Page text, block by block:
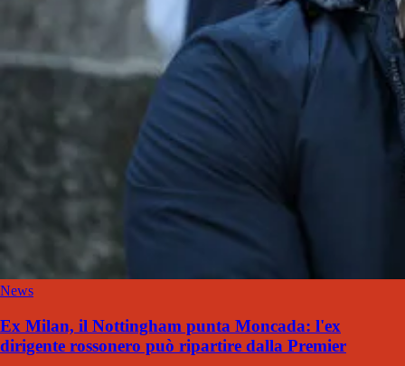
News
Ex Milan, il Nottingham punta Moncada: l'ex
dirigente rossonero può ripartire dalla Premier